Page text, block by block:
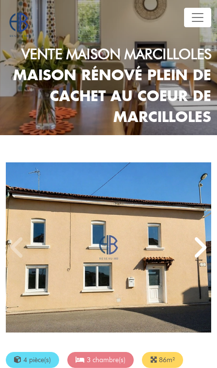
VENTE MAISON MARCILLOLES
MAISON RÉNOVÉ PLEIN DE
CACHET AU COEUR DE
MARCILLOLES
4 pièce(s) 3 chambre(s) 86m²